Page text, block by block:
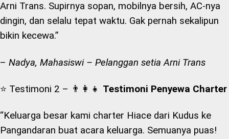
Arni Trans. Supirnya sopan, mobilnya bersih, AC-nya
dingin, dan selalu tepat waktu. Gak pernah sekalipun
bikin kecewa.”
– Nadya, Mahasiswi – Pelanggan setia Arni Trans
⭐ Testimoni 2 – 👨‍👩‍👧 Testimoni Penyewa Charter
“Keluarga besar kami charter Hiace dari Kudus ke
Pangandaran buat acara keluarga. Semuanya puas!